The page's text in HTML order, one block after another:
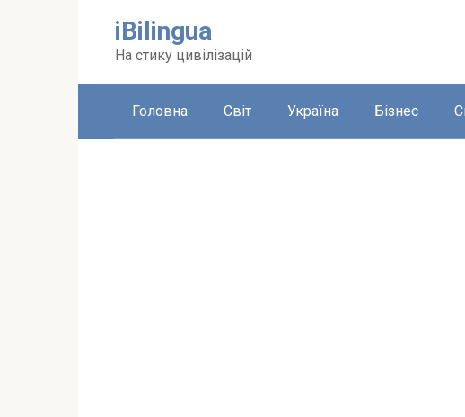
iBilingua
На стику цивілізацій
Головна Світ Україна Бізнес